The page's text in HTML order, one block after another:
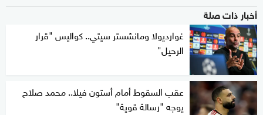
أخبار ذات صلة
غوارديولا ومانشستر سيتي.. كواليس "قرار
الرحيل"
عقب السقوط أمام أستون فيلا.. محمد صلاح
يوجه "رسالة قوية"